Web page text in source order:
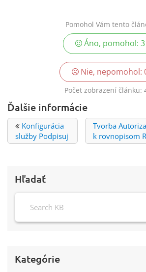
Pomohol Vám tento
Áno, pomohol: 3
Nie, nepomohol:
Počet zobrazení článku:
Ďalšie informácie
Konfigurácia
služby Podpisuj
Tvorba
k rovnopisom
Hľadať
Kategórie